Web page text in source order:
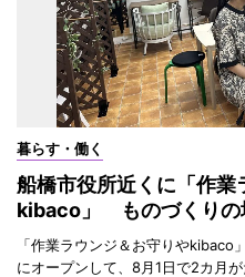
暮らす・働く
船橋市役所近くに「作業
kibaco」 ものづくりの
「作業ラウンジ＆お守りやkibaco
にオープンして、8月1日で2カ月が